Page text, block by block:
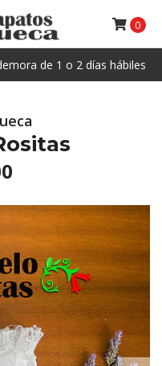
de 1 o 2 días hábiles
0